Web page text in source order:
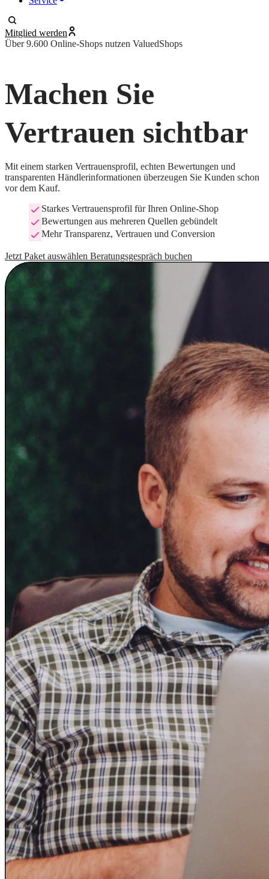
Mitglied werden
Über 9.600 Online-Shops nutzen ValuedShops
Machen Sie
Vertrauen sichtbar
Mit einem starken Vertrauensprofil, echten Bewertungen und
transparenten Händlerinformationen überzeugen Sie Kunden schon
vor dem Kauf.
Starkes Vertrauensprofil für Ihren Online-Shop
Bewertungen aus mehreren Quellen gebündelt
Mehr Transparenz, Vertrauen und Conversion
Jetzt Paket auswählen Beratungsgespräch buchen